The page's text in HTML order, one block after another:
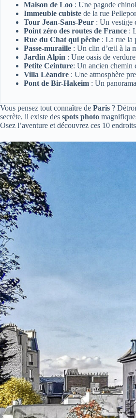
Maison de Loo : Une pagode
Immeuble cubiste de la rue
Tour Jean-Sans-Peur : Un vestige
Point zéro des routes de France :
Rue du Chat qui pêche : La rue la
Passe-muraille : Un clin d’œil à la
Jardin Alpin : Une oasis de
Petite Ceinture: Un ancien chemin
Villa Léandre : Une atmosphère
Pont de Bir-Hakeim : Un
Vous pensez tout connaître de Paris ?
secrète, il existe des spots photo
Osez l’aventure et découvrez ces 10